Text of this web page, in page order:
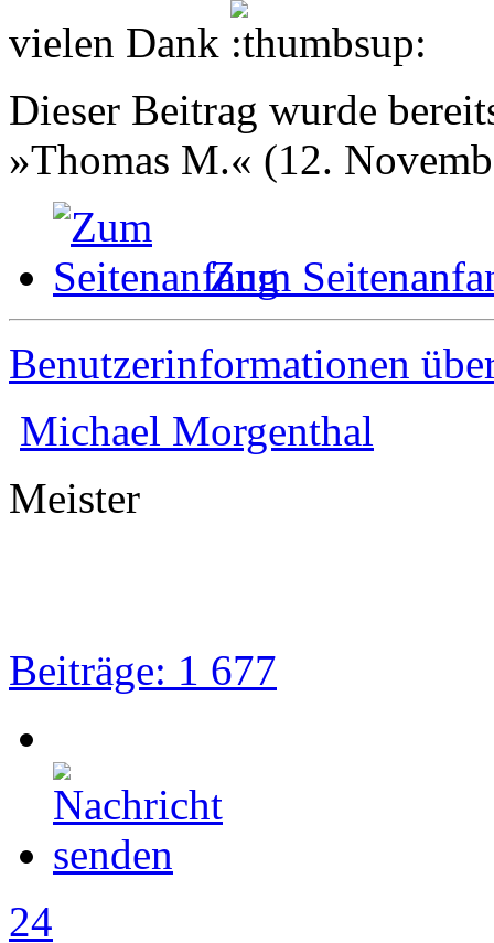
vielen Dank
Dieser Beitrag wurde
»Thomas M.« (12.
Zum
Benutzerinformationen
Michael Morgenthal
Meister
Beiträge: 1 677
24